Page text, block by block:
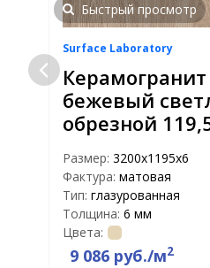
Быстрый просмотр
Surface Laboratory
бежевый
обрезной
Размер: 3200x1195x6
Фактура: матовая
Тип: глазурованная
Толщина: 6 мм
Цвета:
9 086 руб./м2